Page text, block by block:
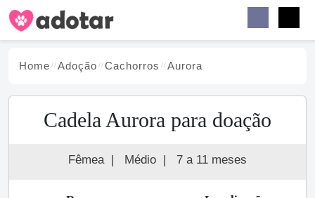
Home Adoção Cachorros Aurora
Cadela Aurora para doação
Fêmea | Médio | 7 a 11 meses